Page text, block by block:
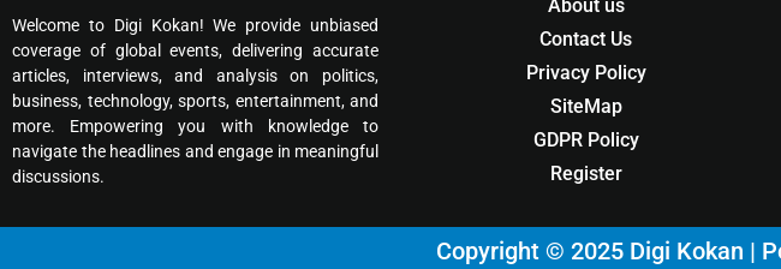
Welcome to Digi Kokan! We provide unbiased
coverage of global events, delivering accurate
articles, interviews, and analysis on politics,
business, technology, sports, entertainment, and
more. Empowering you with knowledge to
navigate the headlines and engage in meaningful
discussions.
About us
Contact Us
Privacy Policy
SiteMap
GDPR Policy
Register
Copyright © 2025 Digi Kokan |